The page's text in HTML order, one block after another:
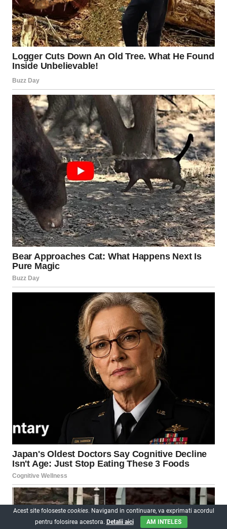
Acest site foloseste cookies. Navigand in continuare, va exprimati acordul
pentru folosirea acestora. Detalii aici AM INTELES